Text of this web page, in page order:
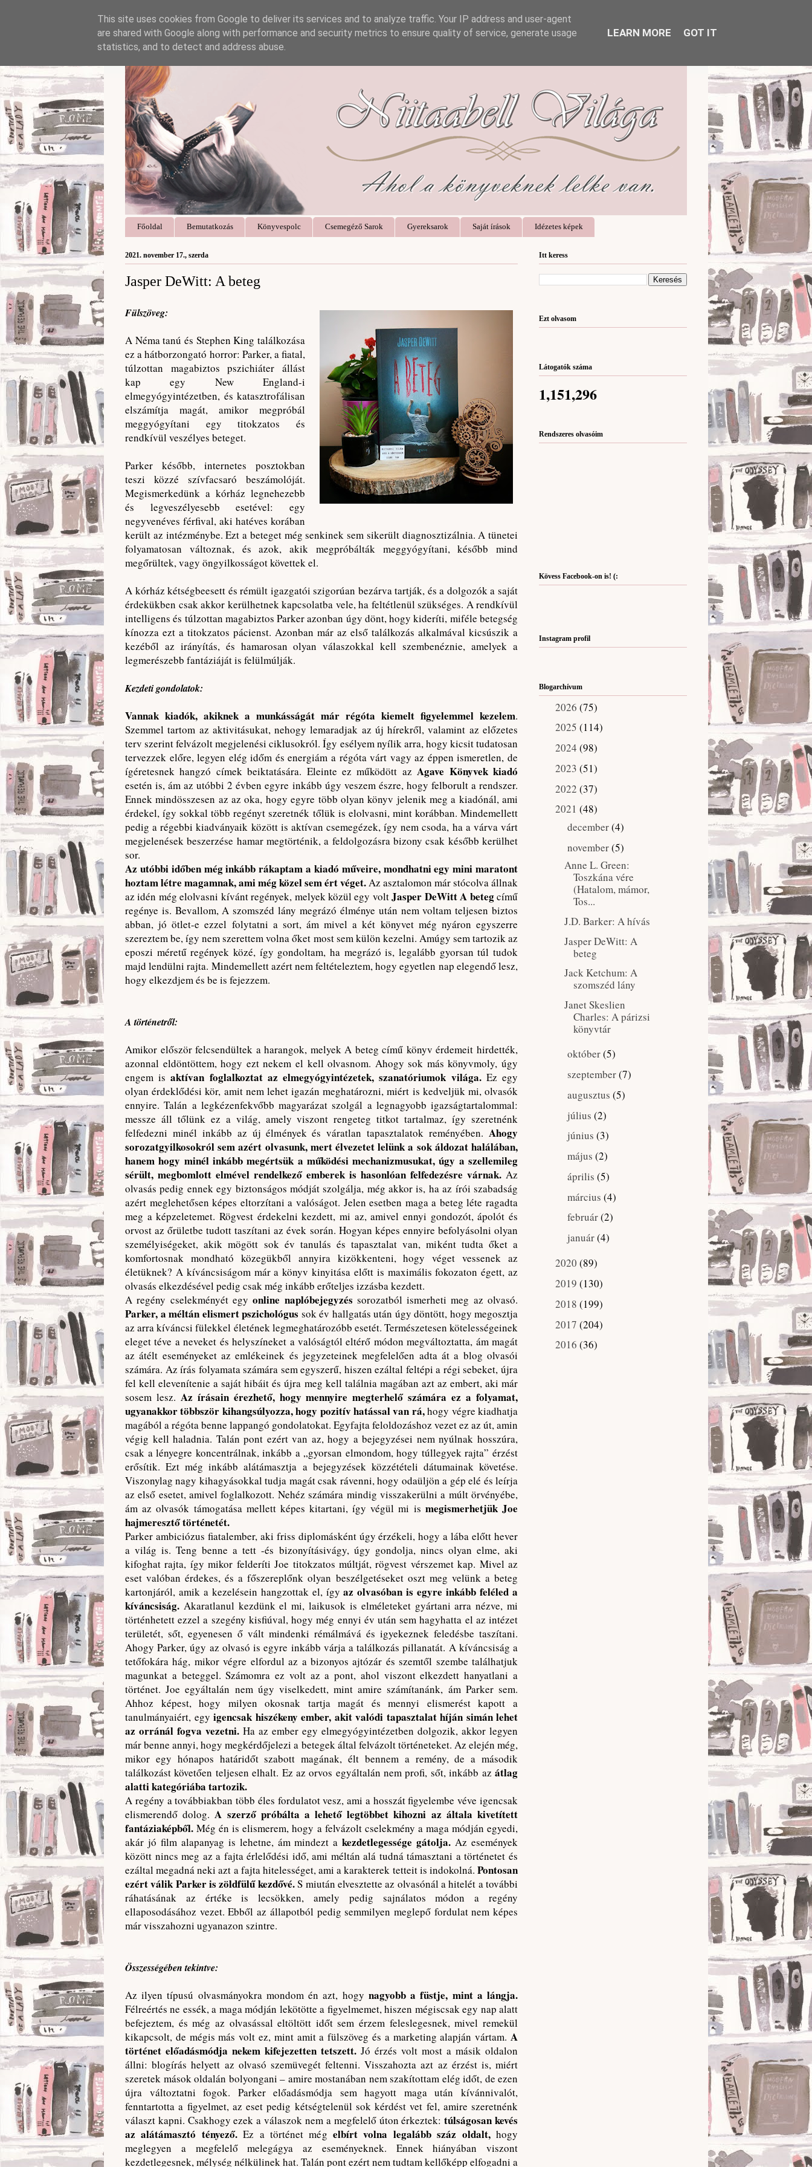
Főoldal Bemutatkozás Könyvespolc Csemegéző Sarok Gyereksarok Saját írások Idézetes képek
2021. november 17., szerda
Jasper DeWitt: A ​beteg
Fülszöveg:
A Néma ​tanú és Stephen King találkozása
ez a hátborzongató horror: Parker, a fiatal,
túlzottan magabiztos pszichiáter állást
kap egy New England-i
elmegyógyintézetben, és katasztrofálisan
elszámítja magát, amikor megpróbál
meggyógyítani egy titokzatos és
rendkívül veszélyes beteget.
Parker később, internetes posztokban
teszi közzé szívfacsaró beszámolóját.
Megismerkedünk a kórház legnehezebb
és legveszélyesebb esetével: egy
negyvenéves férfival, aki hatéves korában
került az intézménybe. Ezt a beteget még senkinek sem sikerült diagnosztizálnia. A tünetei
folyamatosan változnak, és azok, akik megpróbálták meggyógyítani, később mind
megőrültek, vagy öngyilkosságot követtek el.
A kórház kétségbeesett és rémült igazgatói szigorúan bezárva tartják, és a dolgozók a saját
érdekükben csak akkor kerülhetnek kapcsolatba vele, ha feltétlenül szükséges. A rendkívül
intelligens és túlzottan magabiztos Parker azonban úgy dönt, hogy kideríti, miféle betegség
kínozza ezt a titokzatos pácienst. Azonban már az első találkozás alkalmával kicsúszik a
kezéből az irányítás, és hamarosan olyan válaszokkal kell szembenéznie, amelyek a
legmerészebb fantáziáját is felülmúlják.
Kezdeti gondolatok:
Vannak kiadók, akiknek a munkásságát már régóta kiemelt figyelemmel kezelem.
Szemmel tartom az aktivitásukat, nehogy lemaradjak az új hírekről, valamint az előzetes
terv szerint felvázolt megjelenési ciklusokról. Így esélyem nyílik arra, hogy kicsit tudatosan
tervezzek előre, legyen elég időm és energiám a régóta várt vagy az éppen ismeretlen, de
ígéretesnek hangzó címek beiktatására. Eleinte ez működött az Agave Könyvek kiadó
esetén is, ám az utóbbi 2 évben egyre inkább úgy veszem észre, hogy felborult a rendszer.
Ennek mindösszesen az az oka, hogy egyre több olyan könyv jelenik meg a kiadónál, ami
érdekel, így sokkal több regényt szeretnék tőlük is elolvasni, mint korábban. Mindemellett
pedig a régebbi kiadványaik között is aktívan csemegézek, így nem csoda, ha a várva várt
megjelenések beszerzése hamar megtörténik, a feldolgozásra bizony csak később kerülhet
sor.
Az utóbbi időben még inkább rákaptam a kiadó műveire, mondhatni egy mini maratont
hoztam létre magamnak, ami még közel sem ért véget. Az asztalomon már stócolva állnak
az idén még elolvasni kívánt regények, melyek közül egy voltJasper DeWitt A betegcímű
regénye is. Bevallom, A szomszéd lány megrázó élménye után nem voltam teljesen biztos
abban, jó ötlet-e ezzel folytatni a sort, ám mivel a két könyvet még nyáron egyszerre
szereztem be, így nem szerettem volna őket most sem külön kezelni. Amúgy sem tartozik az
eposzi méretű regények közé, így gondoltam, ha megrázó is, legalább gyorsan túl tudok
majd lendülni rajta. Mindemellett azért nem feltételeztem, hogy egyetlen nap elegendő lesz,
hogy elkezdjem és be is fejezzem.
A történetről:
Amikor először felcsendültek a harangok, melyek A beteg című könyv érdemeit hirdették,
azonnal eldöntöttem, hogy ezt nekem el kell olvasnom. Ahogy sok más könyvmoly, úgy
engem isaktívan foglalkoztat az elmegyógyintézetek, szanatóriumok világa.Ez egy
olyan érdeklődési kör, amit nem lehet igazán meghatározni, miért is kedveljük mi, olvasók
ennyire. Talán a legkézenfekvőbb magyarázat szolgál a legnagyobb igazságtartalommal:
messze áll tőlünk ez a világ, amely viszont rengeteg titkot tartalmaz, így szeretnénk
felfedezni minél inkább az új élmények és váratlan tapasztalatok reményében. Ahogy
sorozatgyilkosokról sem azért olvasunk, mert élvezetet lelünk a sok áldozat halálában,
hanem hogy minél inkább megértsük a működési mechanizmusukat, úgy a szellemileg
sérült, megbomlott elmével rendelkező emberek is hasonlóan felfedezésre várnak. Az
olvasás pedig ennek egy biztonságos módját szolgálja, még akkor is, ha az írói szabadság
azért meglehetősen képes eltorzítani a valóságot. Jelen esetben maga a beteg léte ragadta
meg a képzeletemet. Rögvest érdekelni kezdett, mi az, amivel ennyi gondozót, ápolót és
orvost az őrületbe tudott taszítani az évek során. Hogyan képes ennyire befolyásolni olyan
személyiségeket, akik mögött sok év tanulás és tapasztalat van, miként tudta őket a
komfortosnak mondható közegükből annyira kizökkenteni, hogy véget vessenek az
életüknek? A kíváncsiságom már a könyv kinyitása előtt is maximális fokozaton égett, az
olvasás elkezdésével pedig csak még inkább erőteljes izzásba kezdett.
A regény cselekményét egyonline naplóbejegyzés sorozatból ismerheti meg az olvasó.
Parker, a méltán elismert pszichológus sok év hallgatás után úgy döntött, hogy megosztja
az arra kíváncsi fülekkel életének legmeghatározóbb esetét. Természetesen kötelességeinek
eleget téve a neveket és helyszíneket a valóságtól eltérő módon megváltoztatta, ám magát
az átélt eseményeket az emlékeinek és jegyzeteinek megfelelően adta át a blog olvasói
számára. Az írás folyamata számára sem egyszerű, hiszen ezáltal feltépi a régi sebeket, újra
fel kell elevenítenie a saját hibáit és újra meg kell találnia magában azt az embert, aki már
sosem lesz. Az írásain érezhető, hogy mennyire megterhelő számára ez a folyamat,
ugyanakkor többször kihangsúlyozza, hogy pozitív hatással van rá,hogy végre kiadhatja
magából a régóta benne lappangó gondolatokat. Egyfajta feloldozáshoz vezet ez az út, amin
végig kell haladnia. Talán pont ezért van az, hogy a bejegyzései nem nyúlnak hosszúra,
csak a lényegre koncentrálnak, inkább a „gyorsan elmondom, hogy túllegyek rajta” érzést
erősítik. Ezt még inkább alátámasztja a bejegyzések közzétételi dátumainak követése.
Viszonylag nagy kihagyásokkal tudja magát csak rávenni, hogy odaüljön a gép elé és leírja
az első esetet, amivel foglalkozott. Nehéz számára mindig visszakerülni a múlt örvényébe,
ám az olvasók támogatása mellett képes kitartani, így végül mi is megismerhetjük Joe
hajmeresztő történetét.
Parker ambiciózus fiatalember, aki friss diplomásként úgy érzékeli, hogy a lába előtt hever
a világ is. Teng benne a tett -és bizonyításivágy, úgy gondolja, nincs olyan elme, aki
kifoghat rajta, így mikor felderíti Joe titokzatos múltját, rögvest vérszemet kap. Mivel az
eset valóban érdekes, és a főszereplőnk olyan beszélgetéseket oszt meg velünk a beteg
kartonjáról, amik a kezelésein hangzottak el, így az olvasóban is egyre inkább feléled a
kíváncsiság. Akaratlanul kezdünk el mi, laikusok is elméleteket gyártani arra nézve, mi
történhetett ezzel a szegény kisfiúval, hogy még ennyi év után sem hagyhatta el az intézet
területét, sőt, egyenesen ő vált mindenki rémálmává és igyekeznek feledésbe taszítani.
Ahogy Parker, úgy az olvasó is egyre inkább várja a találkozás pillanatát. A kíváncsiság a
tetőfokára hág, mikor végre elfordul az a bizonyos ajtózár és szemtől szembe találhatjuk
magunkat a beteggel. Számomra ez volt az a pont, ahol viszont elkezdett hanyatlani a
történet. Joe egyáltalán nem úgy viselkedett, mint amire számítanánk, ám Parker sem.
Ahhoz képest, hogy milyen okosnak tartja magát és mennyi elismerést kapott a
tanulmányaiért, egy igencsak hiszékeny ember, akit valódi tapasztalat híján simán lehet
az orránál fogva vezetni. Ha az ember egy elmegyógyintézetben dolgozik, akkor legyen
már benne annyi, hogy megkérdőjelezi a betegek által felvázolt történeteket. Az elején még,
mikor egy hónapos határidőt szabott magának, élt bennem a remény, de a második
találkozást követően teljesen elhalt. Ez az orvos egyáltalán nem profi, sőt, inkább az átlag
alatti kategóriába tartozik.
A regény a továbbiakban több éles fordulatot vesz, ami a hosszát figyelembe véve igencsak
elismerendő dolog. A szerző próbálta a lehető legtöbbet kihozni az általa kivetített
fantáziaképből.Még én is elismerem, hogy a felvázolt cselekmény a maga módján egyedi,
akár jó film alapanyag is lehetne, ám mindezt akezdetlegessége gátolja.Az események
között nincs meg az a fajta érlelődési idő, ami méltán alá tudná támasztani a történetet és
ezáltal megadná neki azt a fajta hitelességet, ami a karakterek tetteit is indokolná. Pontosan
ezért válik Parker is zöldfülű kezdővé.S miután elvesztette az olvasónál a hitelét a további
ráhatásának az értéke is lecsökken, amely pedig sajnálatos módon a regény
ellaposodásához vezet. Ebből az állapotból pedig semmilyen meglepő fordulat nem képes
már visszahozni ugyanazon szintre.
Összességében tekintve:
Az ilyen típusú olvasmányokra mondom én azt, hogy nagyobb a füstje, mint a lángja.
Félreértés ne essék, a maga módján lekötötte a figyelmemet, hiszen mégiscsak egy nap alatt
befejeztem, és még az olvasással eltöltött időt sem érzem feleslegesnek, mivel remekül
kikapcsolt, de mégis más volt ez, mint amit a fülszöveg és a marketing alapján vártam. A
történet előadásmódja nekem kifejezetten tetszett. Jó érzés volt most a másik oldalon
állni: blogírás helyett az olvasó szemüvegét feltenni. Visszahozta azt az érzést is, miért
szeretek mások oldalán bolyongani – amire mostanában nem szakítottam elég időt, de ezen
újra változtatni fogok. Parker előadásmódja sem hagyott maga után kívánnivalót,
fenntartotta a figyelmet, az eset pedig kétségtelenül sok kérdést vet fel, amire szeretnénk
választ kapni. Csakhogy ezek a válaszok nem a megfelelő úton érkeztek:túlságosan kevés
az alátámasztó tényező.Ez a történet még elbírt volna legalább száz oldalt,hogy
meglegyen a megfelelő melegágya az eseményeknek. Ennek hiányában viszont
kezdetlegesnek, mélység nélkülinek hat. Talán pont ezért nem tudtam kellőképp elfogadni a
Itt keress
Ezt olvasom
Látogatók száma
1,151,296
Rendszeres olvasóim
Kövess Facebook-on is! (:
Instagram profil
Blogarchívum
2026 (75)
2025 (114)
2024 (98)
2023 (51)
2022 (37)
2021 (48)
►december(4)
▼november(5)
Anne L. Green:
Toszkána ​vére
(Hatalom, mámor,
Tos...
J.D. Barker: A ​hívás
Jasper DeWitt: A ​
beteg
Jack Ketchum: A ​
szomszéd lány
Janet Skeslien
Charles: A ​párizsi
könyvtár
►október(5)
szeptember(7)
►augusztus(5)
július(2)
június(3)
►május(2)
►április(5)
►március(4)
►február(2)
január(4)
2020 (89)
2019 (130)
2018 (199)
2017 (204)
2016 (36)
This site uses cookies from Google to deliver its services and to analyze traffic. Your IP address and user-agent
are shared with Google along with performance and security metrics to ensure quality of service, generate usage
statistics, and to detect and address abuse.
LEARN MORE GOT IT